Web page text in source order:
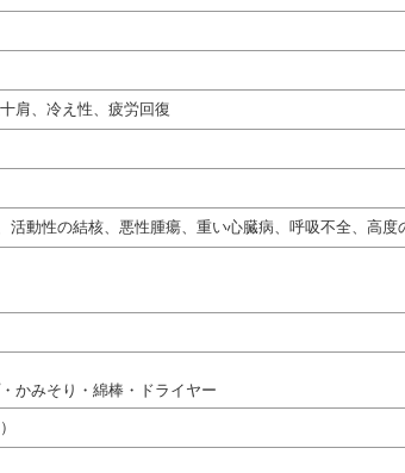
肩、冷え性、疲労回復
活動性の結核、悪性腫瘍、重い心臓病、呼吸不全、高
かみそり・綿棒・ドライヤー